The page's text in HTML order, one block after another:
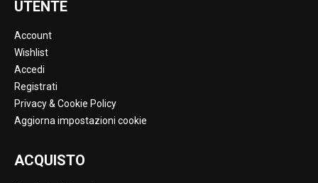
UTENTE
Account
Wishlist
Accedi
Registrati
Privacy & Cookie Policy
Aggiorna impostazioni cookie
ACQUISTO